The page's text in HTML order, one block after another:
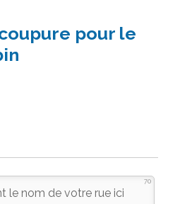
pour le
70